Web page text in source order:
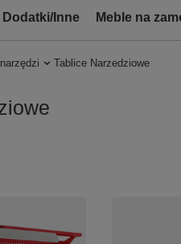
Dodatki/Inne Meble na
Tablice Narzedziowe